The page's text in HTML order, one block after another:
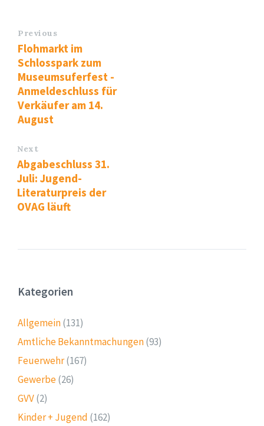
Previous
Flohmarkt im
Schlosspark zum
Museumsuferfest -
Anmeldeschluss für
Verkäufer am 14.
August
Next
Abgabeschluss 31.
Juli: Jugend-
Literaturpreis der
OVAG läuft
Kategorien
Allgemein(131)
Amtliche Bekanntmachungen(93)
Feuerwehr(167)
Gewerbe(26)
GVV(2)
Kinder + Jugend (162)